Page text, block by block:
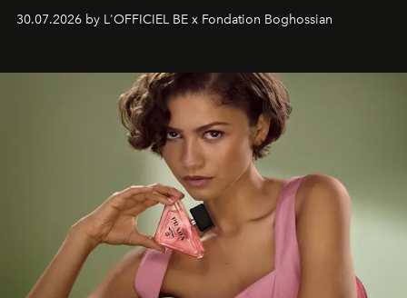
soufflé, l’artiste français compose un itinéraire
émotionnel où chaque œuvre devient le souvenir
émerveillement.
30.07.2026 by L'OFFICIEL BE x Fondation Boghossian